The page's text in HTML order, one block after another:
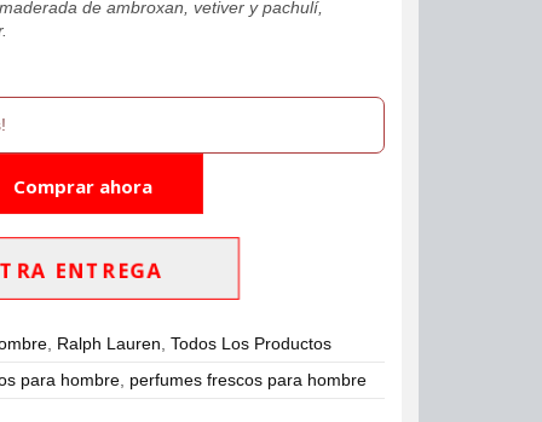
de ambroxan, vetiver y pachulí,
Comprar ahora
ENTREGA
, Ralph Lauren,Todos Los Productos
para hombre, perfumes frescos para hombre